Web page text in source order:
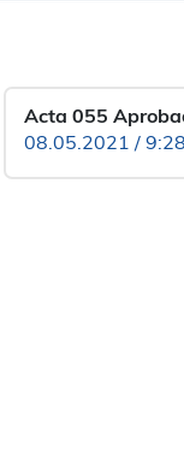
Acta 055
08.05.2021 /